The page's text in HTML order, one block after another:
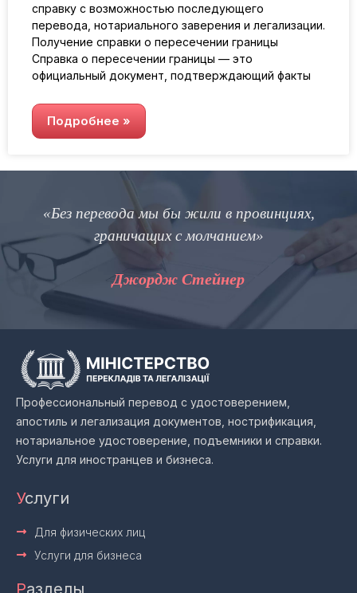
справку с возможностью последующего
перевода, нотариального заверения и легализации.
Получение справки о пересечении границы
Справка о пересечении границы — это
официальный документ, подтверждающий факты
Подробнее »
«Без перевода мы бы жили в провинциях,
граничащих с молчанием»
Джордж Стейнер
Профессиональный перевод с удостоверением,
апостиль и легализация документов, нострификация,
нотариальное удостоверение, подъемники и справки.
Услуги для иностранцев и бизнеса.
Услуги
Для физических лиц
Услуги для бизнеса
Разделы